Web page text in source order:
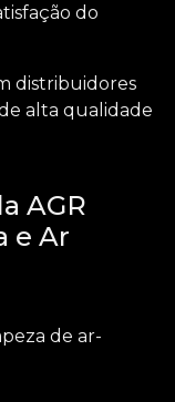
do
distribuidores
alta qualidade
AGR
e Ar